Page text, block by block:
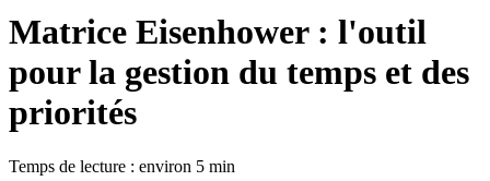
Matrice Eisenhower : l'outil
pour la gestion du temps et des
priorités
Temps de lecture : environ 5 min